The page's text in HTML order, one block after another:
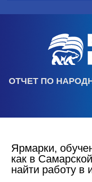
ОТЧЕТ ПО
Ярмарки,
как в
найти работу в